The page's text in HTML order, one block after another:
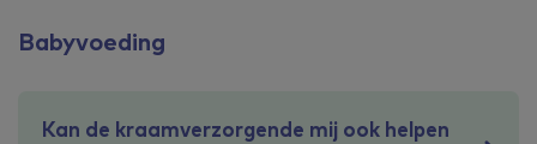
Babyvoeding
Kan de kraamverzorgende mij ook helpen